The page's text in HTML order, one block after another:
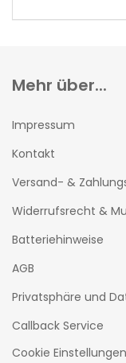
EIN.
Mehr über...
Impressum
Kontakt
Versand- &
Widerrufsrecht &
Batteriehinweise
AGB
Privatsphäre und
Callback Service
Cookie Einstellungen